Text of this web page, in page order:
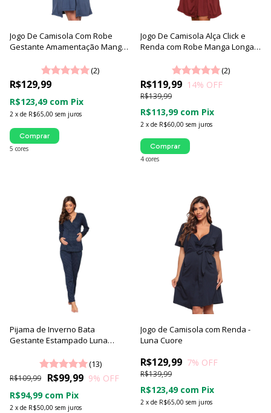
Jogo De Camisola Com Robe
Gestante Amamentação Manga
Em Renda - Luna Cuore(2)
R$129,99
2 x de R$65,00 sem juros
R$123,49 com Pix
5 cores
Comprar
Jogo De Camisola Alça Click e
Renda com Robe Manga Longa -
(2)
R$119,99
R$139,99
14% OFF
2 x de R$60,00 sem juros
R$113,99 com Pix
4 cores
Comprar
Pijama de Inverno Bata
Gestante Estampado Luna
(13)
R$99,99
R$109,99 9% OFF
2 x de R$50,00 sem juros
R$94,99 com Pix
Jogo de Camisola com Renda -
Luna Cuore
R$129,99
R$139,99
7% OFF
2 x de R$65,00 sem juros
R$123,49 com Pix